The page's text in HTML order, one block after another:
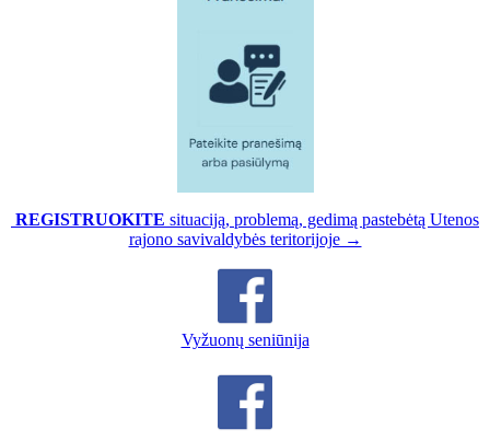
REGISTRUOKITE situaciją, problemą, gedimą pastebėtą Utenos
rajono savivaldybės teritorijoje →
Vyžuonų seniūnija